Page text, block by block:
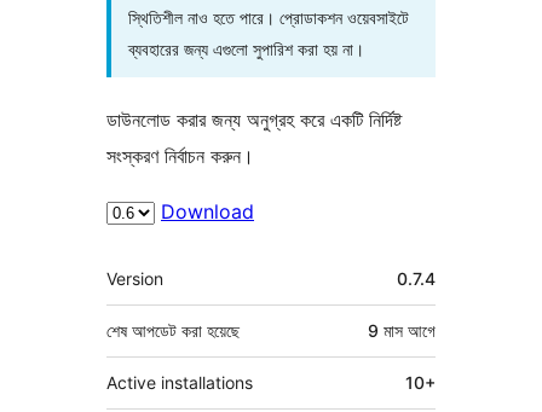
স্থিতিশীল নাও হতে পারে। প্রোডাকশন ওয়েবসাইটে
ব্যবহারের জন্য এগুলো সুপারিশ করা হয় না।
ডাউনলোড করার জন্য অনুগ্রহ করে একটি নির্দিষ্ট
সংস্করণ নির্বাচন করুন।
Download
মেটা
Version 0.7.4
শেষ আপডেট করা হয়েছে 9 মাস আগে
Active installations 10+